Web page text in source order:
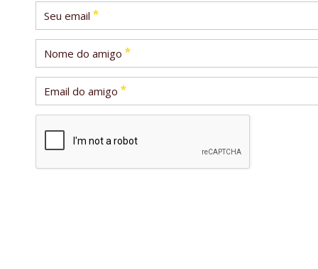
Seu email *
Nome do amigo *
Email do amigo *